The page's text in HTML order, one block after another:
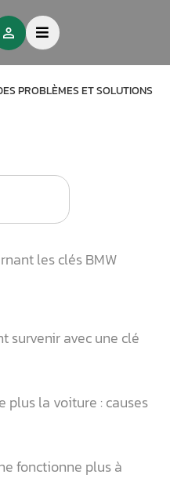
PROBLÈMES ET SOLUTIONS
les clés BMW
survenir avec une clé
plus la voiture : causes
fonctionne plus à